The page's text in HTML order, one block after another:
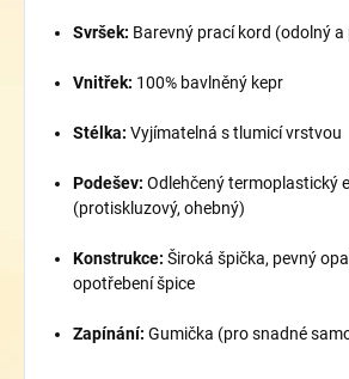
Svršek: Barevný prací kord (odolný
Vnitřek: 100% bavlněný kepr
Stélka: Vyjímatelná s tlumicí vrstvou
Podešev: Odlehčený termoplastický
(protiskluzový, ohebný)
Konstrukce: Široká špička, pevný
opotřebení špice
Zapínání: Gumička (pro snadné